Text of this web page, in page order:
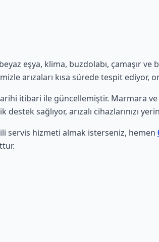
eşya, klima, buzdolabı, çamaşır ve
arızaları kısa sürede tespit ediyor,
itibari ile güncellemiştir. Marmara
destek sağlıyor, arızalı cihazlarınızı
servis hizmeti almak isterseniz, hemen